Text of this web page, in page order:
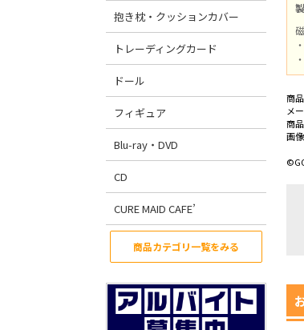
抱き枕・クッションカバー
トレーディングカード
ドール
フィギュア
Blu-ray・DVD
CD
CURE MAID CAFE’
商品カテゴリ一覧をみる
商
メ
商
画